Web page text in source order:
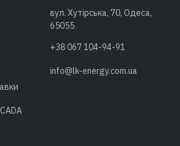
вул. Хутірська, 70, Одеса,
65055
+38 067 104-94-91
info@lk-energy.com.ua